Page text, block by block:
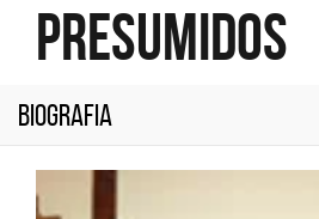
Presumidos
Biografia